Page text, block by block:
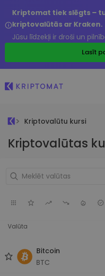
Kriptomat tiek slēgts –
kriptovalūtās ar Kraken.
Jūsu līdzekļi ir droši un
Lasīt
Kriptovalūtu kursi
Kriptovalūtas
Valūta
Bitcoin
BTC